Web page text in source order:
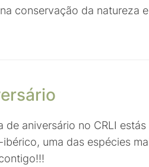
conservação da natureza
de aniversário no CRLI
uma das espécies